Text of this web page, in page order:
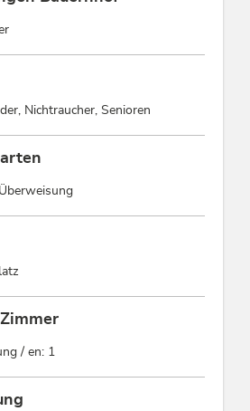
Nichtraucher, Senioren
/ en: 1